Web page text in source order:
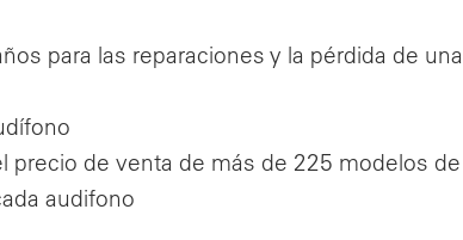
para las reparaciones y la pérdida de
de venta de más de 225 modelos
audifono